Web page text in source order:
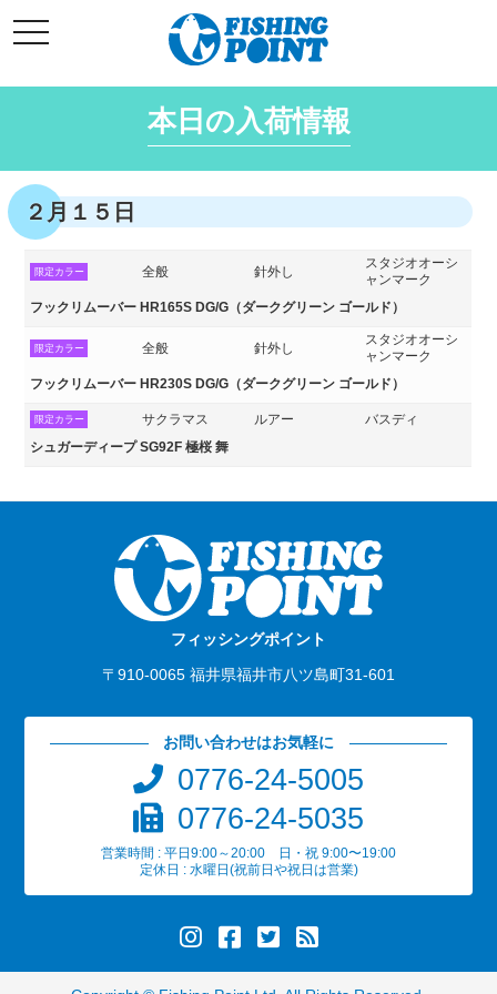
ン
ン
ス
キ
ッ
t
o
l
g
t
o
n
本日の入荷情報
２月１５日
限定カラー 全般 針外し
スタジオオーシ
ャンマーク
フックリムーバー HR165S DG/G（ダークグリーン ゴールド）
限定カラー 全般 針外し
スタジオオーシ
ャンマーク
フックリムーバー HR230S DG/G（ダークグリーン ゴールド）
限定カラー サクラマス ルアー バスディ
シュガーディープ SG92F 極桜 舞
フィッシングポイント
〒910-0065 福井県福井市八ツ島町31-601
お問い合わせはお気軽に
0776-24-5005
0776-24-5035
営業時間 : 平日9:00～20:00 日・祝 9:00〜19:00
定休日 : 水曜日(祝前日や祝日は営業)